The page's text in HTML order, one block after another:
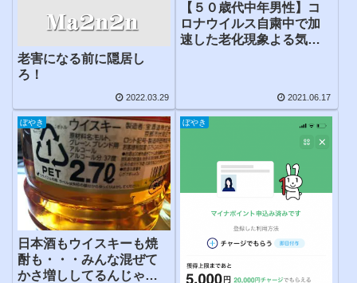
老害になる前に隠居し
ろ！
2022.03.29
【５０歳代中年男性】コ
ロナウイルス自粛中で加
速した老化現象よる気力
2021.06.17
ぼやき
日本酒もウイスキーも焼
酎も・・・みんな混ぜて
かさ増ししてるんじゃな
ぼやき